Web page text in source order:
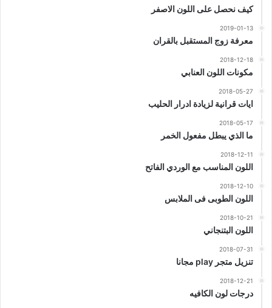
كيف نحصل على اللون الاصفر
2019-01-13
معرفة زوج المستقبل بالقران
2018-12-18
مكونات اللون العنابي
2018-05-27
ايات قرانية لزيادة ادرار الحليب
2018-05-17
ما الذي يبطل مفعول الخمر
2018-12-11
اللون المناسب مع الوردي الفاتح
2018-12-10
اللون الطوبى فى الملابس
2018-10-21
اللون البتنجاني
2018-07-31
تنزيل متجر play مجانا
2018-12-21
درجات لون الكافيه